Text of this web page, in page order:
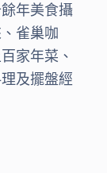
年美食攝
雀巢咖
家年菜、
及擺盤經